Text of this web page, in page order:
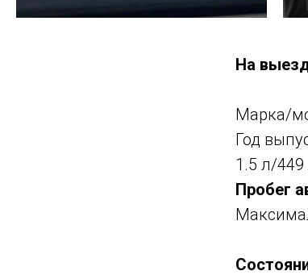
На
Марка/
Год
1.5 л/
Пробег